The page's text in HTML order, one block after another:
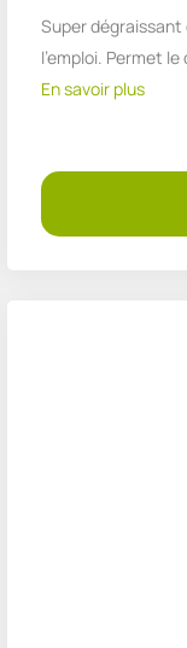
Super
l'emploi. Permet
En savoir plus